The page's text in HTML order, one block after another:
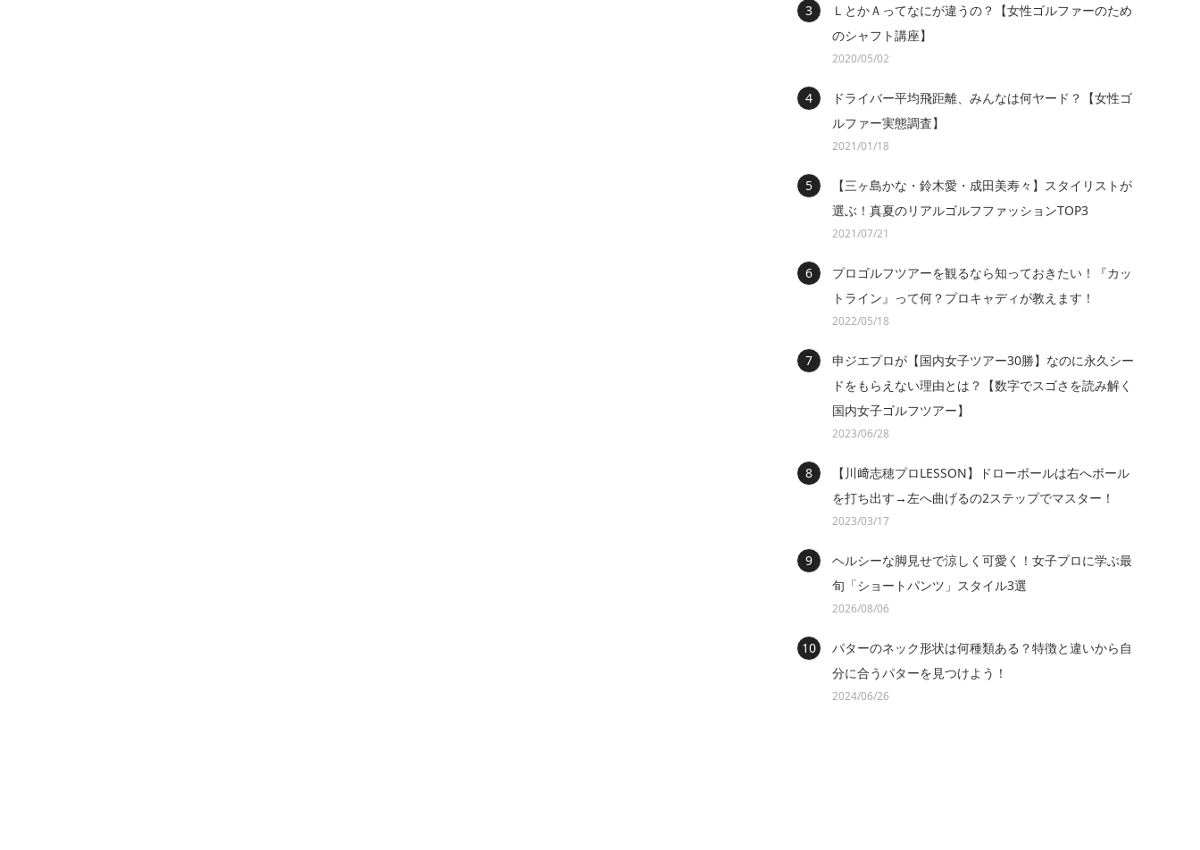
ＬとかＡってなにが違うの？【女性ゴルファーのため
のシャフト講座】
2020/05/02
ドライバー平均飛距離、みんなは何ヤード？【女性ゴ
ルファー実態調査】
2021/01/18
【三ヶ島かな・鈴木愛・成田美寿々】スタイリストが
選ぶ！真夏のリアルゴルフファッションTOP3
2021/07/21
プロゴルフツアーを観るなら知っておきたい！『カッ
トライン』って何？プロキャディが教えます！
2022/05/18
申ジエプロが【国内女子ツアー30勝】なのに永久シー
ドをもらえない理由とは？【数字でスゴさを読み解く
国内女子ゴルフツアー】
2023/06/28
【川﨑志穂プロLESSON】ドローボールは右へボール
を打ち出す→左へ曲げるの2ステップでマスター！
2023/03/17
ヘルシーな脚見せで涼しく可愛く！女子プロに学ぶ最
旬「ショートパンツ」スタイル3選
2026/08/06
パターのネック形状は何種類ある？特徴と違いから自
分に合うパターを見つけよう！
2024/06/26